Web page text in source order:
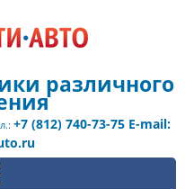
различного
+7 (812) 740-73-75 E-mail: